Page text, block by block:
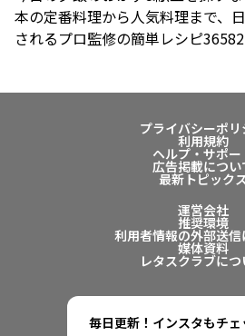
本の定番料理から人気料理まで、
されるプロ監修の簡単レシピ
プライバシーポリ
利用規約
ヘルプ・サポー
広告掲載につい
最新トピック
運営会社
推奨環境
利用者情報の外部送信
媒体資料
レタスクラブにつ
毎日更新！インスタもチェ